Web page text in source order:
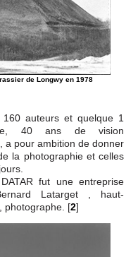
de Longwy en 1978
auteurs et quelque 1
40 ans de vision
a pour ambition de donner
la photographie et celles
fut une entreprise
Latarget , haut-
photographe. [2]